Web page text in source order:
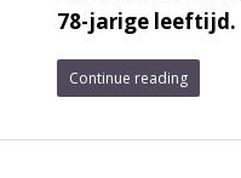
78-jarige leeftijd.
Continue reading